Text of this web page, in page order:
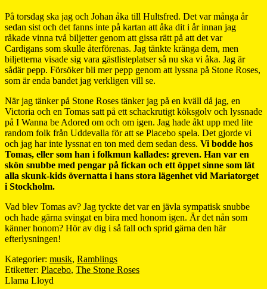
På torsdag ska jag och Johan åka till Hultsfred. Det var många år
sedan sist och det fanns inte på kartan att åka dit i år innan jag
råkade vinna två biljetter genom att gissa rätt på att det var
Cardigans som skulle återförenas. Jag tänkte kränga dem, men
biljetterna visade sig vara gästlisteplatser så nu ska vi åka. Jag är
sådär pepp. Försöker bli mer pepp genom att lyssna på Stone Roses,
som är enda bandet jag verkligen vill se.
När jag tänker på Stone Roses tänker jag på en kväll då jag, en
Victoria och en Tomas satt på ett schackrutigt köksgolv och lyssnade
på I Wanna be Adored om och om igen. Jag hade åkt upp med lite
random folk från Uddevalla för att se Placebo spela. Det gjorde vi
och jag har inte lyssnat en ton med dem sedan dess. Vi bodde hos
Tomas, eller som han i folkmun kallades: greven. Han var en
skön snubbe med pengar på fickan och ett öppet sinne som lät
alla skunk-kids övernatta i hans stora lägenhet vid Mariatorget
i Stockholm.
Vad blev Tomas av? Jag tyckte det var en jävla sympatisk snubbe
och hade gärna svingat en bira med honom igen. Är det nån som
känner honom? Hör av dig i så fall och sprid gärna den här
efterlysningen!
Kategorier: musik, Ramblings
Etiketter: Placebo, The Stone Roses
Llama Lloyd